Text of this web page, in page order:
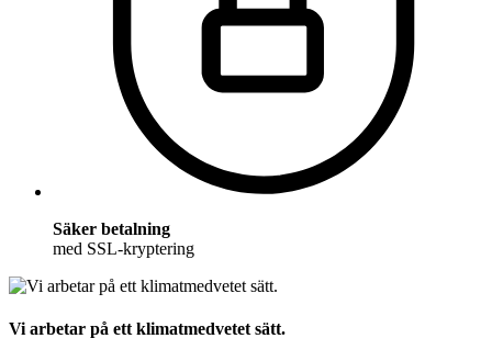
Säker betalning
med SSL-kryptering
Vi arbetar på ett klimatmedvetet sätt.